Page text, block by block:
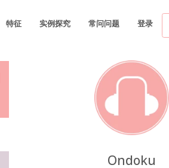
特征 实例探究 常问问题 登录
Ondoku